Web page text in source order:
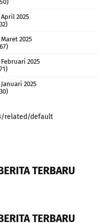
April 2025
Maret 2025
Februari 2025
Januari 2025
related/default
TERBARU
TERBARU